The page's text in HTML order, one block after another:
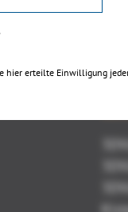
hier erteilte Einwilligung